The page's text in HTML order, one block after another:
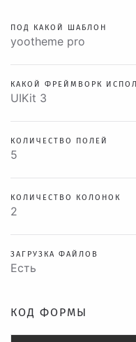
ПОД КАКОЙ ШАБЛОН
yootheme pro
КАКОЙ ФРЕЙМВОРК
UIKit 3
КОЛИЧЕСТВО ПОЛЕЙ
5
КОЛИЧЕСТВО КОЛОНОК
2
ЗАГРУЗКА ФАЙЛОВ
Есть
КОД ФОРМЫ